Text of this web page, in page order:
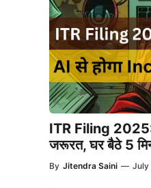
ITR Filing
जरूरत, घर बैठे 5
By Jitendra Saini — July